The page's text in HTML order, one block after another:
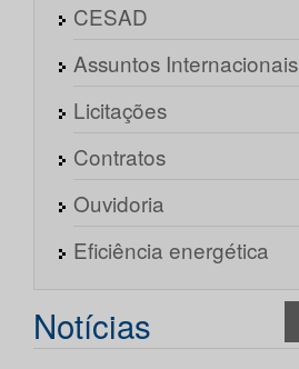
CESAD
Assuntos Internacionais
Licitações
Contratos
Ouvidoria
Eficiência energética
Notícias